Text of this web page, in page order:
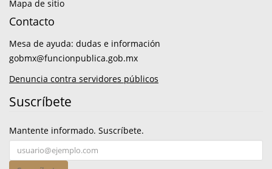
Mapa de sitio
Contacto
Mesa de ayuda: dudas e información
gobmx@funcionpublica.gob.mx
Denuncia contra servidores públicos
Suscríbete
Mantente informado. Suscríbete.